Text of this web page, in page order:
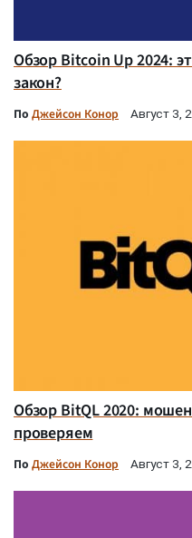
Обзор Bitcoin Up 2024:
закон?
По Джейсон Конор Август 3,
Обзор BitQL 2020:
проверяем
По Джейсон Конор Август 3,